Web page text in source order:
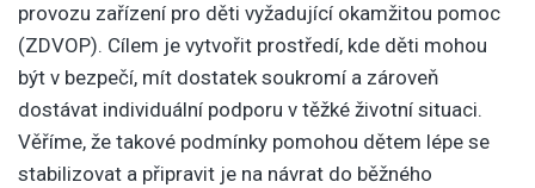
provozu zařízení pro děti vyžadující okamžitou pomoc
(ZDVOP). Cílem je vytvořit prostředí, kde děti mohou
být v bezpečí, mít dostatek soukromí a zároveň
dostávat individuální podporu v těžké životní situaci.
Věříme, že takové podmínky pomohou dětem lépe se
stabilizovat a připravit je na návrat do běžného